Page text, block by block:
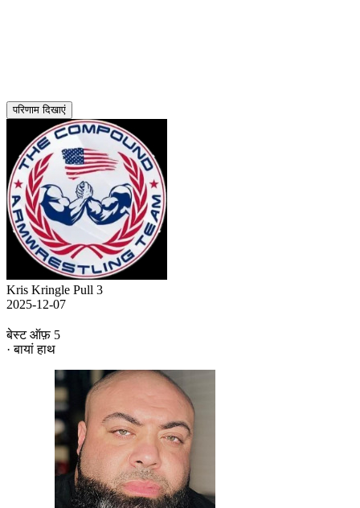
परिणाम दिखाएं
Kris Kringle Pull 3
2025-12-07
बेस्ट ऑफ़ 5
· बायां हाथ